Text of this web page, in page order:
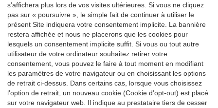
s’affichera plus lors de vos visites ultérieures. Si vous ne cliquez
pas sur « poursuivre », le simple fait de continuer à utiliser le
présent Site indiquera votre consentement implicite. La bannière
restera affichée et nous ne placerons que les cookies pour
lesquels un consentement implicite suffit. Si vous ou tout autre
utilisateur de votre ordinateur souhaitez retirer votre
consentement, vous pouvez le faire à tout moment en modifiant
les paramètres de votre navigateur ou en choisissant les options
de retrait ci-dessus. Dans certains cas, lorsque vous choisissez
l’option de retrait, un nouveau cookie (Cookie d’opt-out) est placé
sur votre navigateur web. Il indique au prestataire tiers de cesser